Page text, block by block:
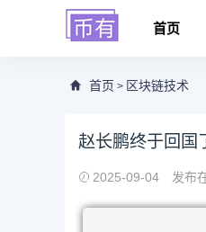
首页
首页 > 区块链技术
赵长鹏终于回国
2025-09-04 发布